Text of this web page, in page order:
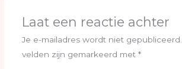
Laat een reactie achter
Je e-mailadres wordt niet gepubliceerd.
velden zijn gemarkeerd met *